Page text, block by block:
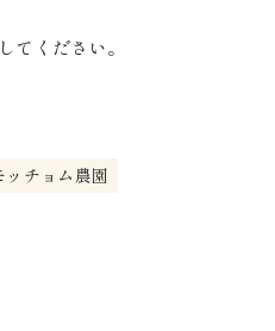
てください。
ッチョム農園